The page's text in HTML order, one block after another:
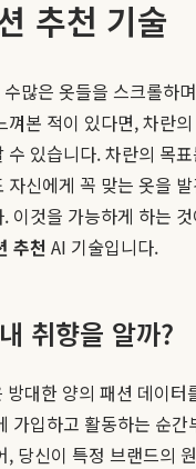
추천 기술
많은 옷들을 스크롤하
껴본 적이 있다면, 차란
수 있습니다. 차란의 목
자신에게 꼭 맞는 옷을
이것을 가능하게 하는
추천 AI 기술입니다.
취향을 알까?
방대한 양의 패션 데이터
가입하고 활동하는 순간
, 당신이 특정 브랜드의